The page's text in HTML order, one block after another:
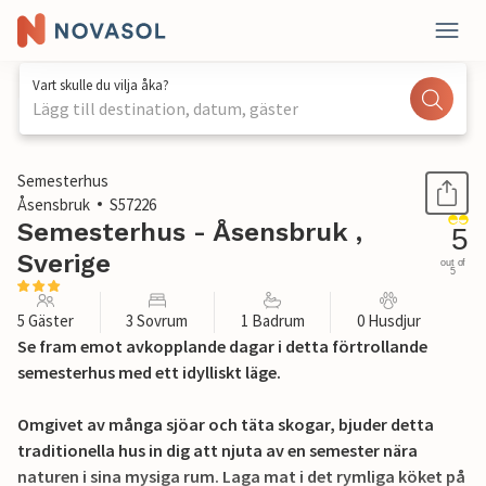
Vart skulle du vilja åka?
Lägg till destination, datum, gäster
1 / 30
Semesterhus
Åsensbruk
S57226
Semesterhus - Åsensbruk ,
Sverige
5
out of
5
5 Gäster 3 Sovrum 1 Badrum 0 Husdjur
Se fram emot avkopplande dagar i detta förtrollande
semesterhus med ett idylliskt läge.
Omgivet av många sjöar och täta skogar, bjuder detta
traditionella hus in dig att njuta av en semester nära
naturen i sina mysiga rum. Laga mat i det rymliga köket på